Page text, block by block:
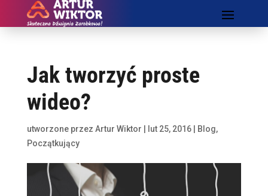
Jak tworzyć proste
wideo?
utworzone przez Artur Wiktor lut 25, 2016| Blog,
Początkujący